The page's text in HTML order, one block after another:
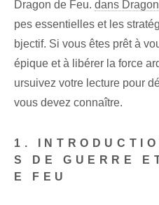
Dragon de Feu. dans
pes essentielles et les
bjectif. Si vous êtes prêt à
épique et à libérer la force
ursuivez votre lecture pour
vous devez connaître.
1.
S DE GUERRE
E FEU